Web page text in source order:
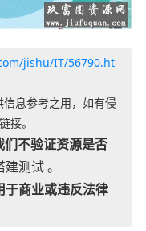
jishu/IT/56790.ht
息参考之用，如有侵
接。
们不验证资源是否
测试 。
于商业或违反法律